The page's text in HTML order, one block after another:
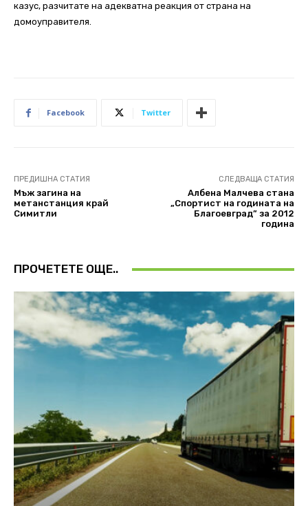
казус, разчитате на адекватна реакция от страна на
домоуправителя.
Facebook Twitter
ПРЕДИШНА СТАТИЯ
Мъж загина на
метанстанция край
Симитли
СЛЕДВАЩА СТАТИЯ
Албена Малчева стана
„Спортист на годината на
Благоевград” за 2012
година
ПРОЧЕТЕТЕ ОЩЕ..